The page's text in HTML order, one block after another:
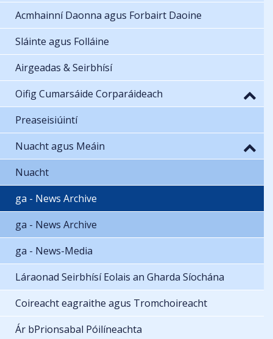
Acmhainní Daonna agus Forbairt Daoine
Sláinte agus Folláine
Airgeadas & Seirbhísí
Oifig Cumarsáide Corparáideach
Preaseisiúintí
Nuacht agus Meáin
Nuacht
ga - News Archive
ga - News Archive
ga - News-Media
Láraonad Seirbhísí Eolais an Gharda Síochána
Coireacht eagraithe agus Tromchoireacht
Ár bPrionsabal Póilíneachta